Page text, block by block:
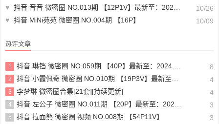
♥ 抖音 音音 微密圈 NO.013期 【12P1V】最新至：2023.10.25
10/26
♥ 抖音 MiNi苑苑 微密圈 NO.004期 【16P】 10/09
热评文章
1 抖音 琳铛 微密圈 NO.059期 【40P】最新至：2024.1.10 8
2 抖音 小霞佩奇 微密圈 NO.010期 【19P3V】最新至：2025.5.26 4
3 李梦琳 微密圈合集[21套][持续更新] 4
4 抖音 左公子 微密圈 NO.011期 【20P】最新至：2024.5.13 3
5 抖音 拉面熊 微密圈 视频 NO.008期 【54P11V】 3